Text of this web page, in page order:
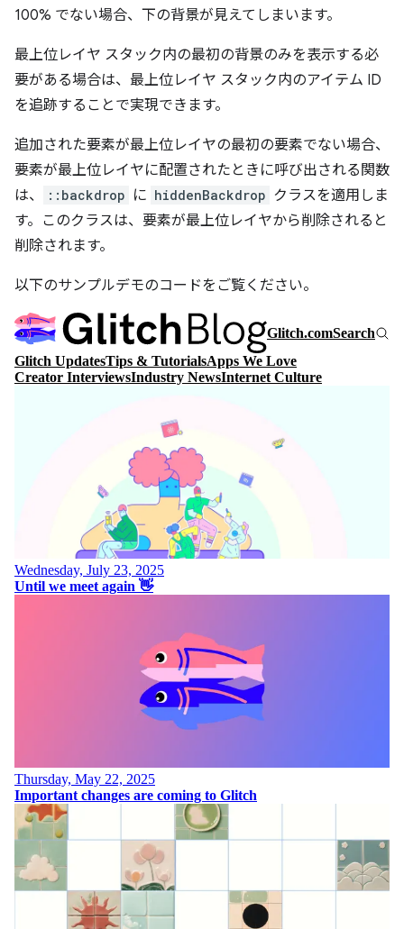
100% でない場合、下の背景が見えてしまいます。
最上位レイヤ スタック内の最初の背景のみを表示する必
要がある場合は、最上位レイヤ スタック内のアイテム ID
を追跡することで実現できます。
追加された要素が最上位レイヤの最初の要素でない場合、
要素が最上位レイヤに配置されたときに呼び出される関数
は、
::backdrop に hiddenBackdrop クラスを適用しま
す。このクラスは、要素が最上位レイヤから削除されると
削除されます。
以下のサンプルデモのコードをご覧ください。